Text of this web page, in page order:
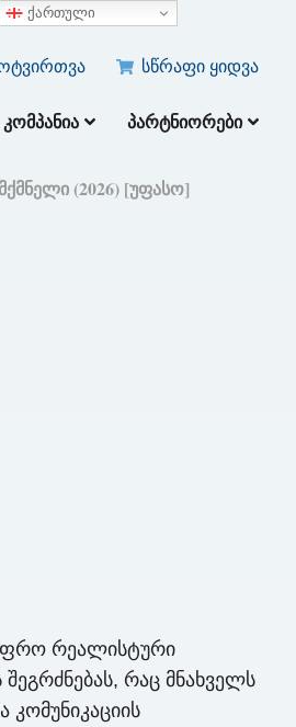
სწრაფი ყიდვა
ᲙᲝᲛᲞᲐᲜᲘᲐ ᲞᲐᲠᲢᲜᲘᲝᲠᲔᲑᲘ
(2026) [უფასო]
უფრო რეალისტური
რაც მნახველს
კომუნიკაციის
ქართული